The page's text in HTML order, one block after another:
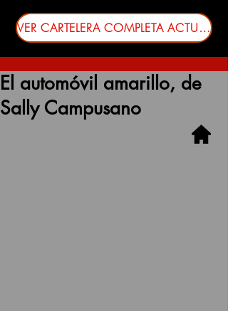
VER CARTELERA COMPLETA ACTUALIZADA
El automóvil amarillo, de
Sally Campusano